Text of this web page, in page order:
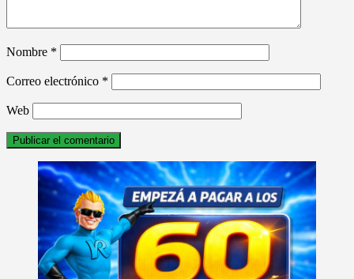
Nombre *
Correo electrónico *
Web